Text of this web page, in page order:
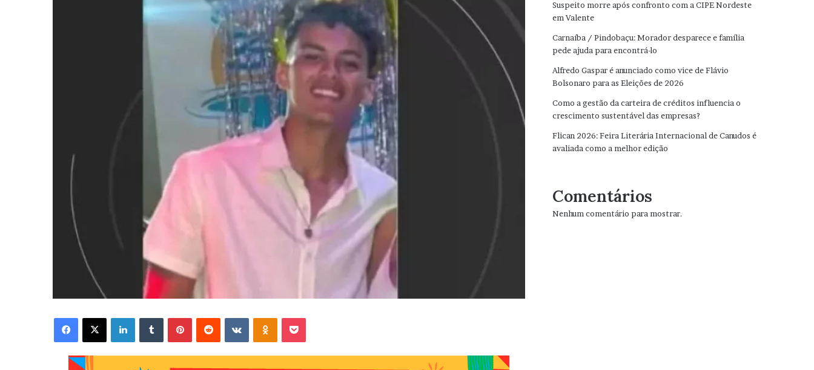
Facebook X Linkedin VK OK
Suspeito morre após confronto com a CIPE Nordeste
em Valente
Carnaíba / Pindobaçu: Morador desparece e família
pede ajuda para encontrá-lo
Alfredo Gaspar é anunciado como vice de Flávio
Bolsonaro para as Eleições de 2026
Como a gestão da carteira de créditos influencia o
crescimento sustentável das empresas?
Flican 2026: Feira Literária Internacional de Canudos é
avaliada como a melhor edição
Comentários
Nenhum comentário para mostrar.